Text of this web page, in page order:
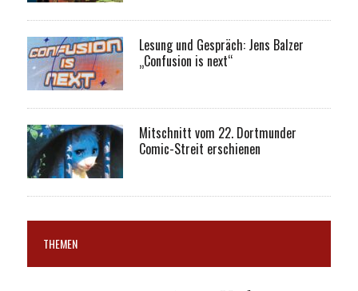
Lesung und Gespräch: Jens Balzer
„Confusion is next“
Mitschnitt vom 22. Dortmunder
Comic-Streit erschienen
THEMEN